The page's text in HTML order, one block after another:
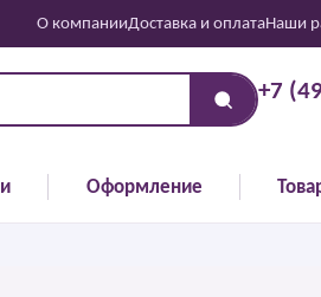
О компанииДоставка и оплатаНаши
+7
Оформление